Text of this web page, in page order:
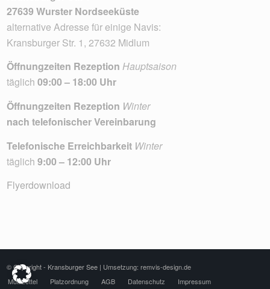
27639 Wurster Nordseeküste
alternative Adresse für einige Navis:
Kransburger Str. 1, 27632 Midlum
Öffnungzeiten RezeptionHauptsaison
täglich 09:00 – 18:00 Uhr
Öffnungzeiten Rezeption Winter
nach telefonischer Vereinbarung
Telefonische Erreichbarkeit Winter
täglich 9:00 – 12:00 Uhr
Flyerdownload
© Copyright - Kransburger See | Umsetzung: remvis-design.de
Muttizettel
Platzordnung AGB Datenschutz Impressum